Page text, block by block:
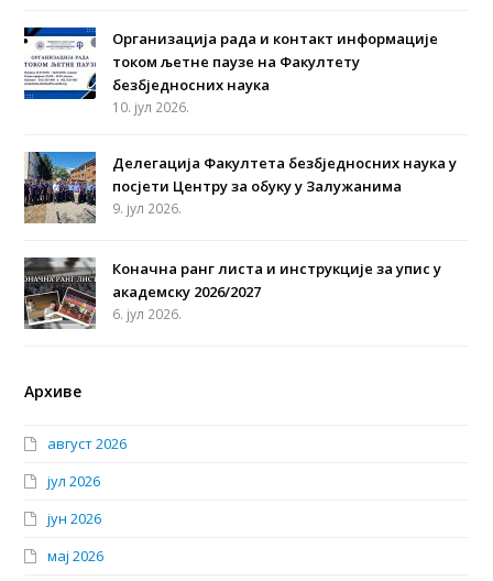
Организација рада и контакт информације
током љетне паузе на Факултету
безбједносних наука
10. јул 2026.
Делегација Факултета безбједносних наука у
посјети Центру за обуку у Залужанима
9. јул 2026.
Коначна ранг листа и инструкције за упис у
академску 2026/2027
6. јул 2026.
Архиве
август 2026
јул 2026
јун 2026
мај 2026